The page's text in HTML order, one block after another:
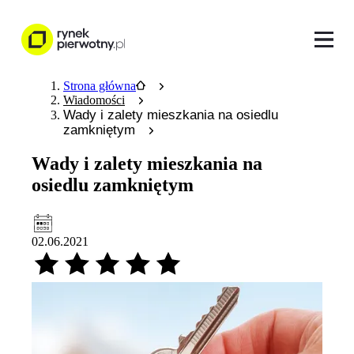
Strona główna
Wiadomości
Wady i zalety mieszkania na osiedlu
zamkniętym
Wady i zalety mieszkania na
osiedlu zamkniętym
02.06.2021